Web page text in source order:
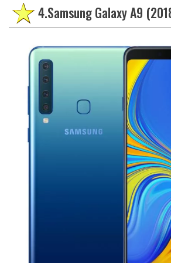
4.Samsung Galaxy A9